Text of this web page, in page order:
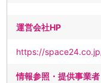
運営会社HP
https://
情報参照・提供事業者